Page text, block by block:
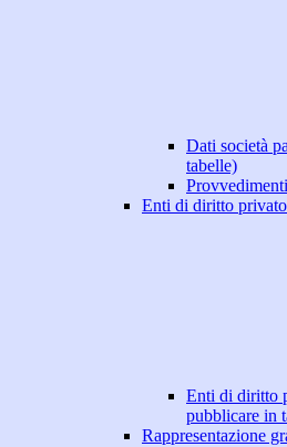
Dati società
tabelle)
Provvedimenti
Enti di diritto
Enti di diritto
pubblicare in
Rappresentazione